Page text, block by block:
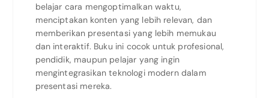
belajar cara mengoptimalkan waktu,
menciptakan konten yang lebih relevan, dan
memberikan presentasi yang lebih memukau
dan interaktif. Buku ini cocok untuk profesional,
pendidik, maupun pelajar yang ingin
mengintegrasikan teknologi modern dalam
presentasi mereka.